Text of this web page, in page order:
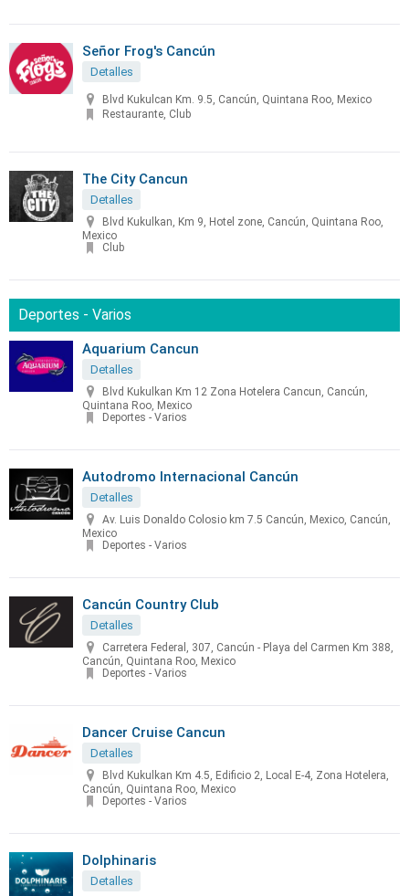
Señor Frog's Cancún
Detalles
Blvd Kukulcan Km. 9.5, Cancún, Quintana Roo, Mexico
Restaurante, Club
The City Cancun
Detalles
Blvd Kukulkan, Km 9, Hotel zone, Cancún, Quintana Roo,
Mexico
Club
Deportes - Varios
Aquarium Cancun
Detalles
Blvd Kukulkan Km 12 Zona Hotelera Cancun, Cancún,
Quintana Roo, Mexico
Deportes - Varios
Autodromo Internacional Cancún
Detalles
Av. Luis Donaldo Colosio km 7.5 Cancún, Mexico, Cancún,
Mexico
Deportes - Varios
Cancún Country Club
Detalles
Carretera Federal, 307, Cancún - Playa del Carmen Km 388,
Cancún, Quintana Roo, Mexico
Deportes - Varios
Dancer Cruise Cancun
Detalles
Blvd Kukulkan Km 4.5, Edificio 2, Local E-4, Zona Hotelera,
Cancún, Quintana Roo, Mexico
Deportes - Varios
Dolphinaris
Detalles